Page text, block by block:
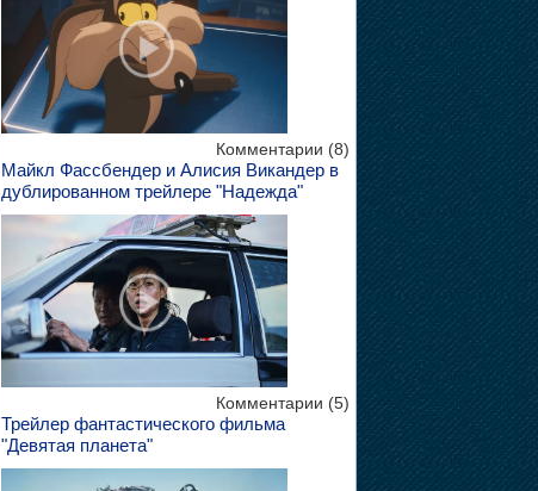
Комментарии (8)
Майкл Фассбендер и Алисия Викандер в
дублированном трейлере "Надежда"
Комментарии (5)
Трейлер фантастического фильма
"Девятая планета"